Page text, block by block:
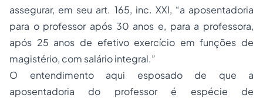
assegurar, em seu art. 165, inc. XXI, “a aposentadoria
para o professor após 30 anos e, para a professora,
após 25 anos de efetivo exercício em funções de
magistério, com salário integral.”
O entendimento aqui esposado de que a
aposentadoria do professor é espécie de